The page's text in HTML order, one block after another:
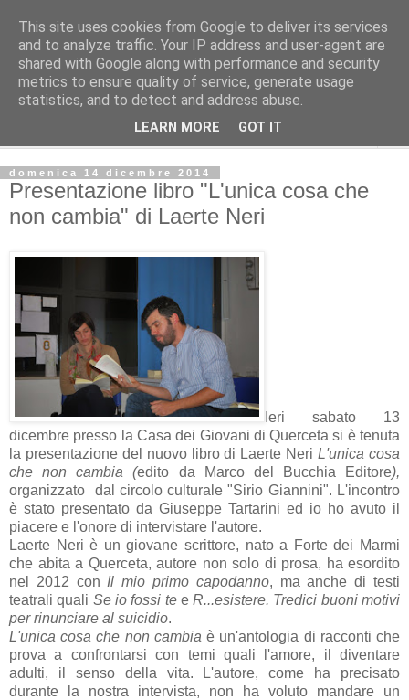
Posologia letteraria
Dosaggi e modalità per curare l'anima coi libri.
domenica 14 dicembre 2014
Presentazione libro "L'unica cosa che
non cambia" di Laerte Neri
Ieri sabato 13
dicembre presso la Casa dei Giovani di Querceta si è tenuta
la presentazione del nuovo libro di Laerte NeriL'unica cosa
che non cambia (edito da Marco del Bucchia Editore),
organizzato
dal circolo culturale "Sirio Giannini". L'incontro
è stato presentato da Giuseppe Tartarini ed io ho avuto il
piacere e l'onore di intervistare l'autore.
Laerte Neri è un giovane scrittore, nato a Forte dei Marmi
che abita a Querceta, autore non solo di prosa, ha esordito
nel 2012 con Il mio primo capodanno, ma anche di testi
teatrali quali Se io fossi teeR...esistere. Tredici buoni motivi
per rinunciare al suicidio.
L'unica cosa che non cambiaè un'antologia di racconti che
prova a confrontarsi con temi quali l'amore, il diventare
adulti, il senso della vita. L'autore, come ha precisato
durante la nostra intervista, non ha voluto mandare un
This site uses cookies from Google to deliver its services
and to analyze traffic. Your IP address and user-agent are
shared with Google along with performance and security
metrics to ensure quality of service, generate usage
statistics, and to detect and address abuse.
LEARN MORE GOT IT